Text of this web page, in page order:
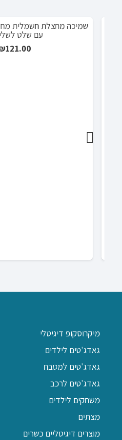
מבצע!
עם שלט
₪121.00
מיקרוסקופ דיגיטלי
גאדג'טים לילדים
גאדג'טים למטבח
גאדג'טים לרכב
משחקים לילדים
מצתים
מוצרים דיגיטליים כשרים